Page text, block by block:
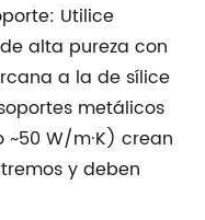
Utilice
alta pureza con
a la de sílice
metálicos
W/m·K) crean
y deben